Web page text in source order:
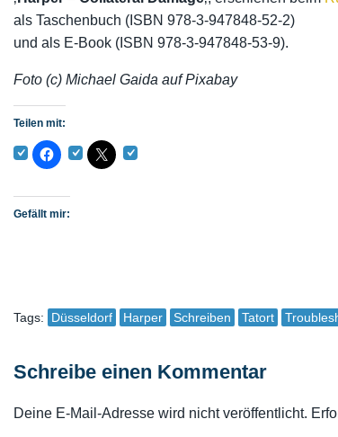
als Taschenbuch (ISBN 978-3-947848-52-2)
und als E-Book (ISBN 978-3-947848-53-9).
Foto (c) Michael Gaida auf Pixabay
Teilen mit:
Gefällt mir:
Tags: Düsseldorf Harper Schreiben Tatort
Schreibe einen Kommentar
Deine E-Mail-Adresse wird nicht veröffentlicht.